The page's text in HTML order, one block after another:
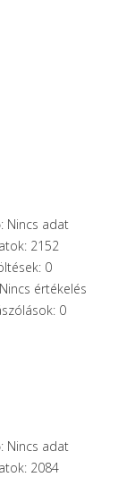
Nincs adat
2152
0
értékelés
0
Nincs adat
2084